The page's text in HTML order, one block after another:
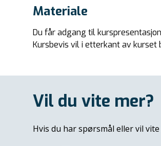
Materiale
Du får adgang til
Kursbevis vil i etterkant av
Vil du vite mer?
Hvis du har spørsmål eller vil